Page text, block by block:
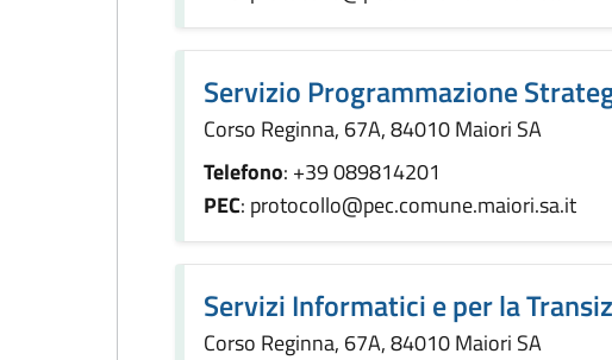
Servizio Programmazione
Corso Reginna, 67A, 84010 Maiori SA
Telefono: +39 089814201
PEC: protocollo@pec.comune.maiori.sa.it
Servizi Informatici e per la
Corso Reginna, 67A, 84010 Maiori SA